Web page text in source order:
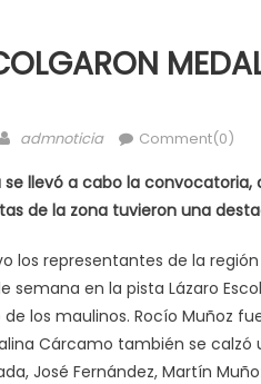
Author
admnoticia Comment(0)
llevó a cabo la
de la zona tuvieron una
los representantes de la
semana en la pista Lázaro
los maulinos. Rocío Muñoz
Cárcamo también se
José Fernández, Martín